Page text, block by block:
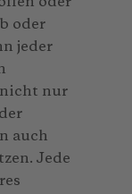
oder
jeder
nicht nur
auch
Jede